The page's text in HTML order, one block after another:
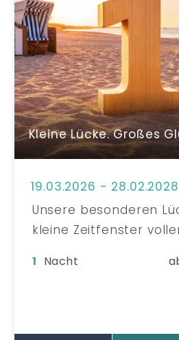
Kleine Lücke. Großes
Unsere besonderen
kleine Zeitfenster
sich eine kurze
1 Nacht
19.03.2026 - 28.02.2028